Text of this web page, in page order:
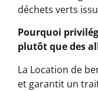
déchets verts
Pourquoi
plutôt que des
La Location de
et garantit un